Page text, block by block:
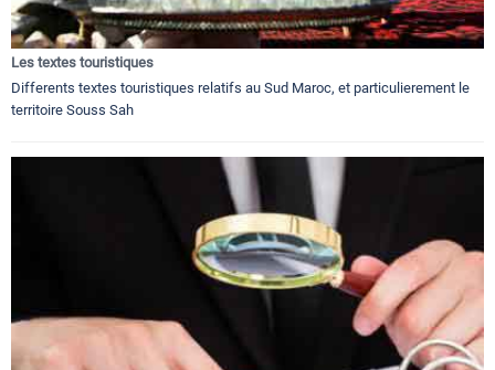
Les textes touristiques
Differents textes touristiques relatifs au Sud Maroc, et particulierement le
territoire Souss Sah